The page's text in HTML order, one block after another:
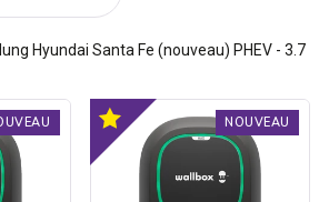
Hyundai Santa Fe (nouveau) PHEV - 3.7
Borne
de
recharge
Optimal
product
NOUVEAU